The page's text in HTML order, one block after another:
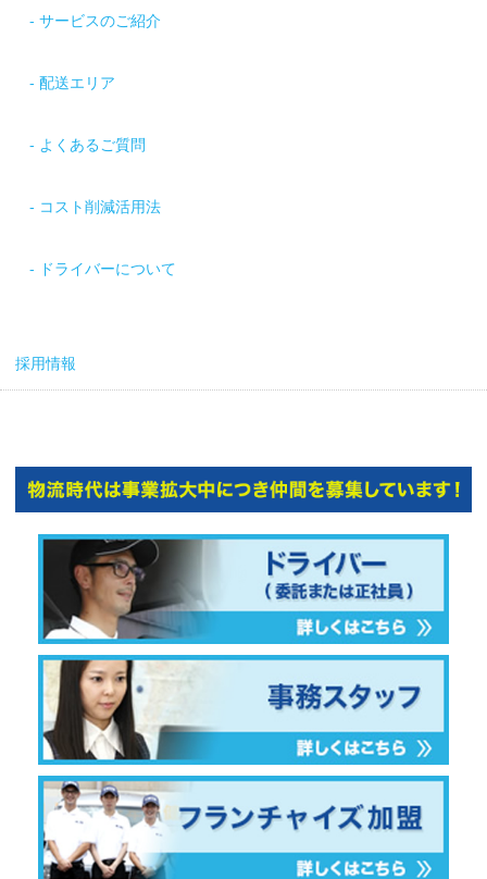
サービスのご紹介
配送エリア
よくあるご質問
コスト削減活用法
ドライバーについて
採用情報